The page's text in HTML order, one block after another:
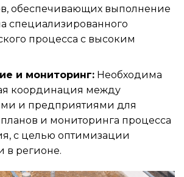
обеспечивающих выполнение
специализированного
процесса с высоким
и мониторинг:Необходима
координация между
и предприятиями для
и мониторинга процесса
с целью оптимизации
в регионе.